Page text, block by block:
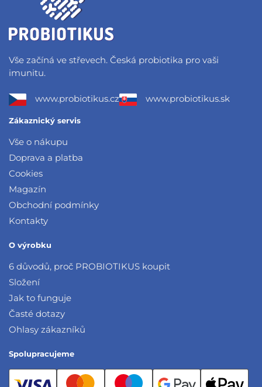
Vše začíná ve střevech. Česká probiotika pro vaši
imunitu.
www.probiotikus.cz www.probiotikus.sk
Zákaznický servis
Vše o nákupu
Doprava a platba
Cookies
Magazín
Obchodní podmínky
Kontakty
O výrobku
6 důvodů, proč PROBIOTIKUS koupit
Složení
Jak to funguje
Časté dotazy
Ohlasy zákazníků
Spolupracujeme